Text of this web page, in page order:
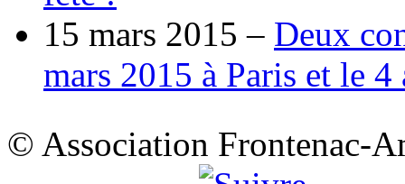
15 mars 2015 – Deux
mars 2015 à Paris et le
© Association Frontenac-